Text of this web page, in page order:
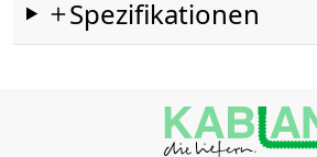
Spezifikationen